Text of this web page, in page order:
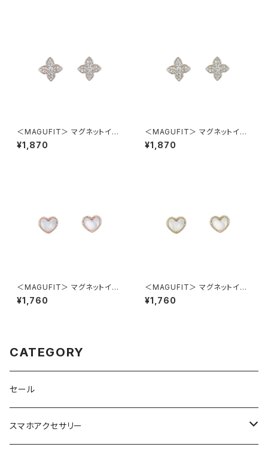
＜MAGUFIT＞ マグネットイヤ
リング パヴェモチーフ AER062
2-PG（ピンクゴールド）
¥1,870
＜MAGUFIT＞ マグネットイヤ
リング パヴェモチーフ AER062
2-CP（シャンパンゴールド）
¥1,870
＜MAGUFIT＞ マグネットイヤ
リング オーロラハート AER062
1-PG（ピンクゴールド）
¥1,760
＜MAGUFIT＞ マグネットイヤ
リング オーロラハート AER062
1-GD（ゴールド）
¥1,760
CATEGORY
セール
スマホアクセサリー